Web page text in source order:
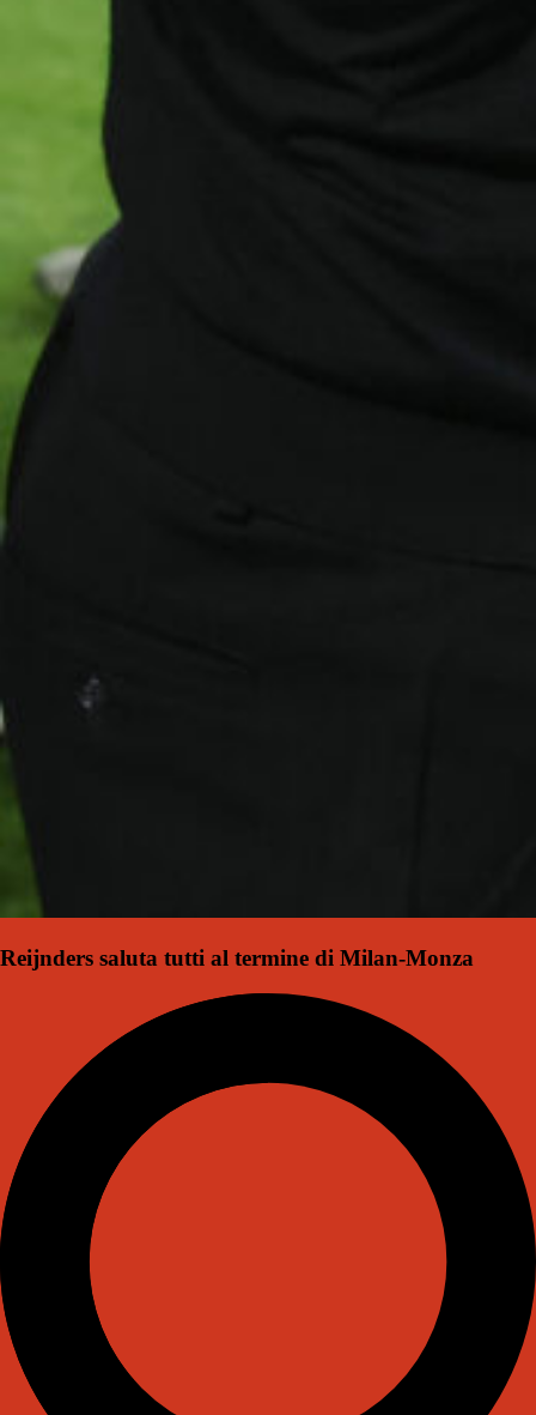
Reijnders saluta tutti al termine di Milan-Monza